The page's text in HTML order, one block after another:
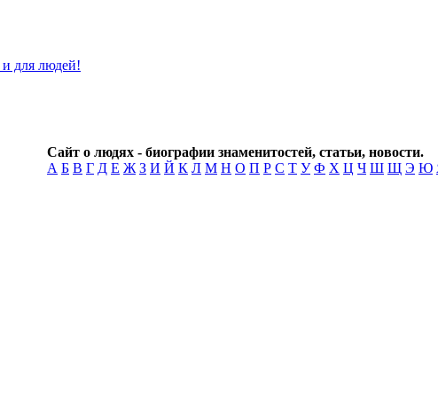
Сайт о людях - биографии знаменитостей, статьи, новости.
А Б В Г Д Е Ж З И Й К Л М Н О П Р С Т У Ф Х Ц Ч Ш Щ Э Ю